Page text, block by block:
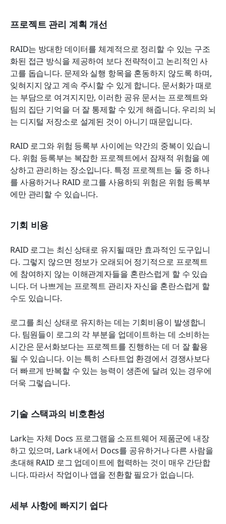
프로젝트 관리 계획 개선
RAID는 방대한 데이터를 체계적으로 정리할 수 있는 구조
화된 접근 방식을 제공하여 보다 전략적이고 논리적인 사
고를 돕습니다. 문제와 실행 항목을 혼동하지 않도록 하며,
잊혀지지 않고 계속 주시할 수 있게 합니다. 문서화가 때로
는 부담으로 여겨지지만, 이러한 공유 문서는 프로젝트와
팀의 집단 기억을 더 잘 통제할 수 있게 해줍니다. 우리의 뇌
는 디지털 저장소로 설계된 것이 아니기 때문입니다.
RAID 로그와 위험 등록부 사이에는 약간의 중복이 있습니
다. 위험 등록부는 복잡한 프로젝트에서 잠재적 위험을 예
상하고 관리하는 장소입니다. 특정 프로젝트는 둘 중 하나
를 사용하거나 RAID 로그를 사용하되 위험은 위험 등록부
에만 관리할 수 있습니다.
기회 비용
RAID 로그는 최신 상태로 유지될 때만 효과적인 도구입니
다. 그렇지 않으면 정보가 오래되어 정기적으로 프로젝트
에 참여하지 않는 이해관계자들을 혼란스럽게 할 수 있습
니다. 더 나쁘게는 프로젝트 관리자 자신을 혼란스럽게 할
수도 있습니다.
로그를 최신 상태로 유지하는 데는 기회비용이 발생합니
다. 팀원들이 로그의 각 부분을 업데이트하는 데 소비하는
시간은 문서화보다는 프로젝트를 진행하는 데 더 잘 활용
될 수 있습니다. 이는 특히 스타트업 환경에서 경쟁사보다
더 빠르게 반복할 수 있는 능력이 생존에 달려 있는 경우에
더욱 그렇습니다.
기술 스택과의 비호환성
Lark는 자체 Docs 프로그램을 소프트웨어 제품군에 내장
하고 있으며, Lark 내에서 Docs를 공유하거나 다른 사람을
초대해 RAID 로그 업데이트에 협력하는 것이 매우 간단합
니다. 따라서 작업이나 앱을 전환할 필요가 없습니다.
세부 사항에 빠지기 쉽다